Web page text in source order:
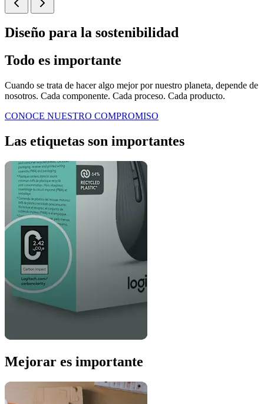
Diseño para la sostenibilidad
Todo es importante
Cuando se trata de hacer algo mejor por nuestro planeta, depende de
nosotros. Cada componente. Cada proceso. Cada producto.
CONOCE NUESTRO COMPROMISO
Las etiquetas son importantes
Mejorar es importante